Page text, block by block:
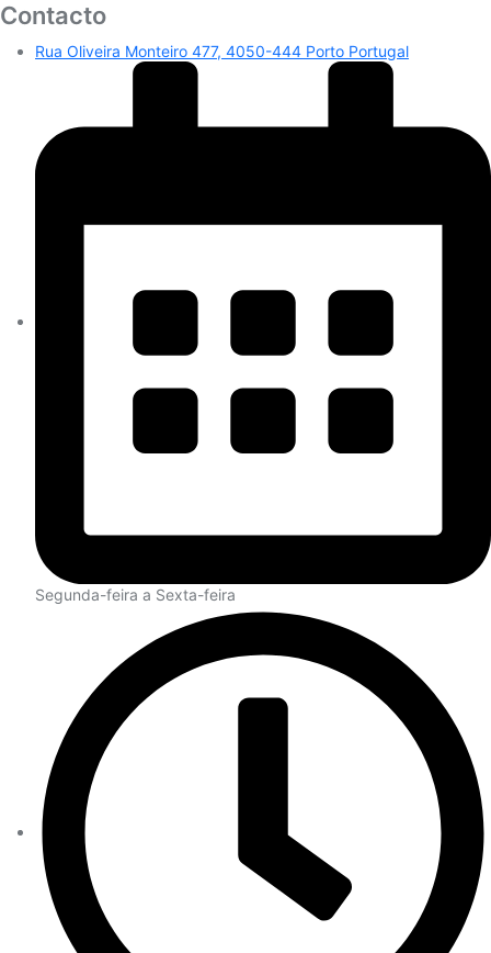
Contacto
Rua Oliveira Monteiro 477, 4050-444 Porto Portugal
Segunda-feira a Sexta-feira